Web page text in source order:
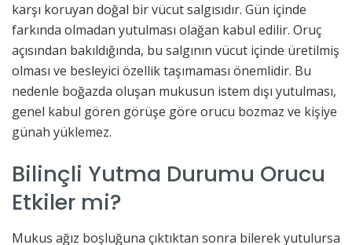
karşı koruyan doğal bir vücut salgısıdır. Gün içinde
farkında olmadan yutulması olağan kabul edilir. Oruç
açısından bakıldığında, bu salgının vücut içinde üretilmiş
olması ve besleyici özellik taşımaması önemlidir. Bu
nedenle boğazda oluşan mukusun istem dışı yutulması,
genel kabul gören görüşe göre orucu bozmaz ve kişiye
günah yüklemez.
Bilinçli Yutma Durumu Orucu
Etkiler mi?
Mukus ağız boşluğuna çıktıktan sonra bilerek yutulursa